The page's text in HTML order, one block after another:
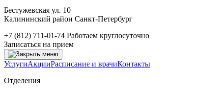
Бестужевская ул. 10
Калининский район Санкт-Петербург
+7 (812) 711-01-74 Работаем круглосуточно
Записаться на прием
УслугиАкцииРасписание и врачиКонтакты
Отделения